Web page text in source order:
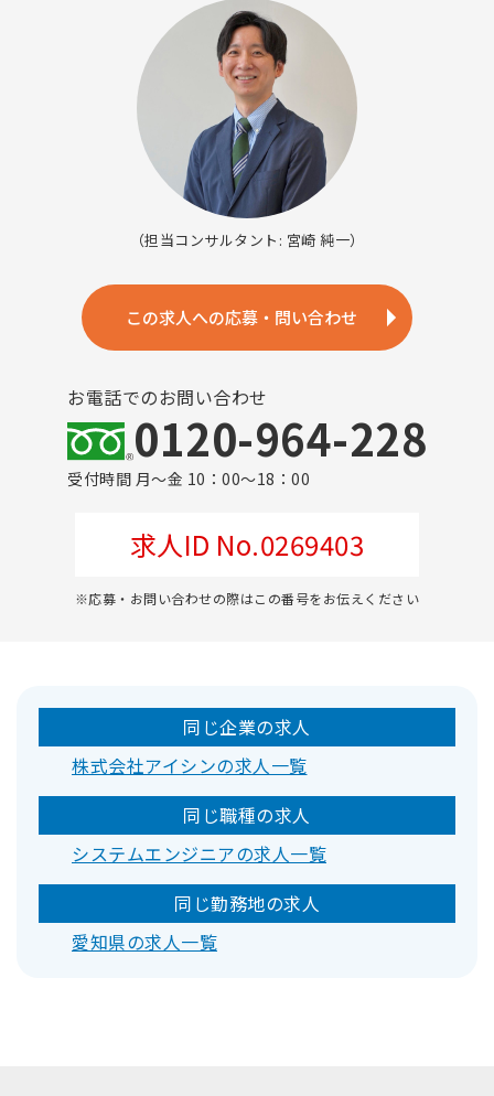
（担当コンサルタント: 宮崎 純一）
この求人への応募・問い合わせ
お電話でのお問い合わせ
0120-964-228
受付時間 月～金 10：00～18：00
求人ID No.0269403
※応募・お問い合わせの際はこの番号をお伝えください
同じ企業の求人
株式会社アイシンの求人一覧
同じ職種の求人
システムエンジニアの求人一覧
同じ勤務地の求人
愛知県の求人一覧